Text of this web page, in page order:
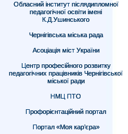
Обласний інститут післядипломної
педагогічної освіти імені
К.Д.Ушинського
Чернігівська міська рада
Асоціація міст України
Центр професійного розвитку
педагогічних працівників Чернігівської
міської ради
НМЦ ПТО
Профорієнтаційний портал
Портал «Моя кар’єра»